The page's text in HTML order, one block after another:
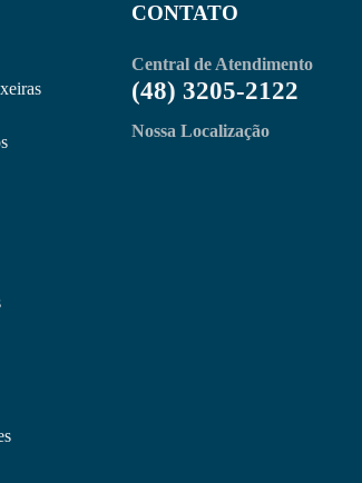
CONTATO
Central de Atendimento
(48) 3205-2122
Nossa Localização